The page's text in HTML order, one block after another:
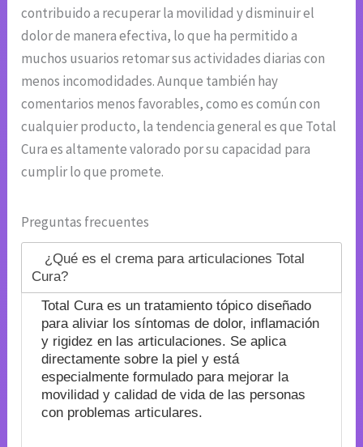
contribuido a recuperar la movilidad y disminuir el
dolor de manera efectiva, lo que ha permitido a
muchos usuarios retomar sus actividades diarias con
menos incomodidades. Aunque también hay
comentarios menos favorables, como es común con
cualquier producto, la tendencia general es que Total
Cura es altamente valorado por su capacidad para
cumplir lo que promete.
Preguntas frecuentes
¿Qué es el crema para articulaciones Total
Cura?
Total Cura es un tratamiento tópico diseñado
para aliviar los síntomas de dolor, inflamación
y rigidez en las articulaciones. Se aplica
directamente sobre la piel y está
especialmente formulado para mejorar la
movilidad y calidad de vida de las personas
con problemas articulares.